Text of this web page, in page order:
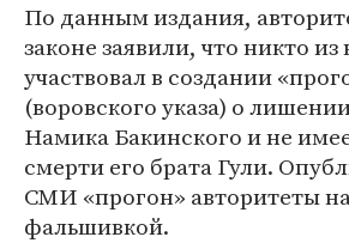
По данным издания,
законе заявили, что никто из
участвовал в создании
(воровского указа) о
Намика Бакинского и не
смерти его брата Гули.
СМИ «прогон» авторитеты
фальшивкой.